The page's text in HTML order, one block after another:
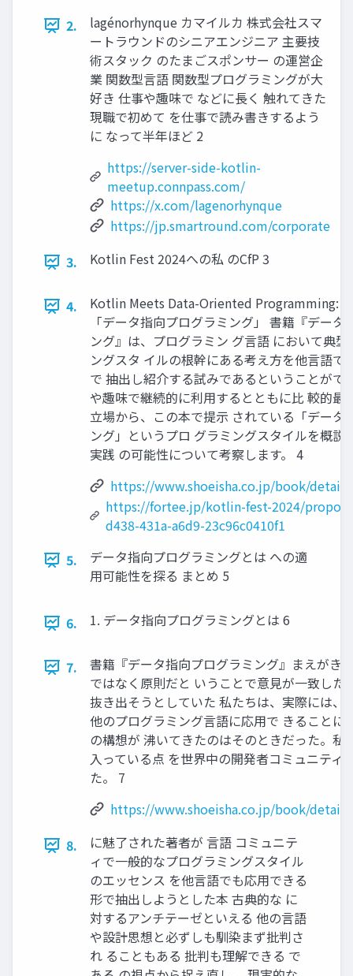
2.
lagénorhynque カマイルカ 株式会社スマ
ートラウンドのシニアエンジニア 主要技
術スタック のたまごスポンサー の運営企
業 関数型⾔語 関数型プログラミングが⼤
好き 仕事や趣味で などに⻑く 触れてきた
現職で初めて を仕事で読み書きするよう
に なって半年ほど 2
https://server-side-kotlin-
meetup.connpass.com/
https://x.com/lagenorhynque
https://jp.smartround.com/corporate
3.
Kotlin Fest 2024への私 のCfP 3
4.
Kotlin Meets Data-Oriented Programming:
「データ指向プログラミング」 書籍『データ
ング』は、プログラミン グ⾔語 において典
ングスタ イルの根幹にある考え⽅を他⾔語で
で 抽出し紹介する試みであるということがで
や趣味で継続的に利⽤するとともに⽐ 較的最
⽴場から、この本で提⽰ されている「データ
ング」というプロ グラミングスタイルを概説
実践 の可能性について考察します。 4
https://www.shoeisha.co.jp/book/detail/
https://fortee.jp/kotlin-fest-2024/
d438-431a-a6d9-23c96c0410f1
5.
データ指向プログラミングとは への適
⽤可能性を探る まとめ 5
6. 1. データ指向プログラミングとは 6
7.
書籍『データ指向プログラミング』まえがき
ではなく原則だと いうことで意⾒が⼀致した
抜き出そうとしていた 私たちは、実際には、
他のプログラミング⾔語に応⽤で きることに
の構想が 沸いてきたのはそのときだった。私
⼊っている点 を世界中の開発者コミュニティ
た。 7
https://www.shoeisha.co.jp/book/detail/
8.
に魅了された著者が ⾔語 コミュニテ
ィで⼀般的なプログラミングスタイル
のエッセンス を他⾔語でも応⽤できる
形で抽出しようとした本 古典的な に
対するアンチテーゼといえる 他の⾔語
や設計思想と必ずしも馴染まず批判さ
れ ることもある 批判も理解できる で